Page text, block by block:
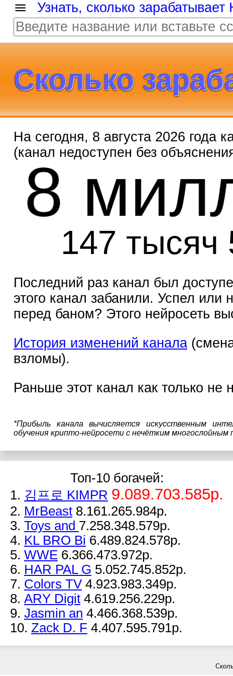
Узнать, сколько
Сколько
На сегодня, 8 августа 2026 года
(канал недоступен без
147 тысяч
Последний раз канал был
этого канал забанили. Успел или
перед баном? Этого нейросеть
История изменений канала
взломы).
Раньше этот канал как только не
*Прибыль канала вычисляется искусственным
обучения крипто-нейросети с нечётким многослойным
Топ-10 богачей:
1. 김프로 KIMPR 9.089.703.585р.
2. MrBeast 8.161.265.984р.
3. Toys and 7.258.348.579р.
4. KL BRO Bi 6.489.824.578р.
5. WWE 6.366.473.972р.
6. HAR PAL G 5.052.745.852р.
7. Colors TV 4.923.983.349р.
8. ARY Digit 4.619.256.229р.
9. Jasmin an 4.466.368.539р.
10. Zack D. F 4.407.595.791р.